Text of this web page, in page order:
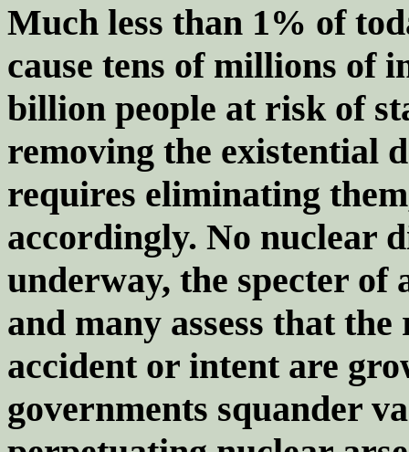
Much less than 1% of
cause tens of millions of
billion people at risk of
removing the existential
requires eliminating
accordingly. No nuclear
underway, the specter of
and many assess that
accident or intent are
governments squander